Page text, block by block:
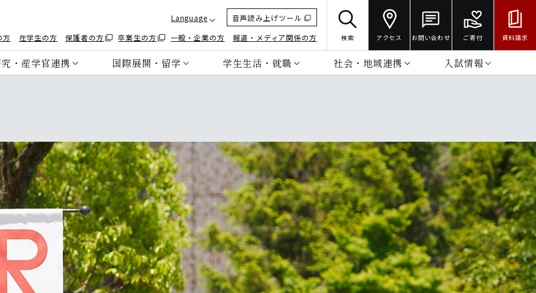
Language
音声読み上げツール
方
在学生の方 保護者の方 卒業生の方 一般・企業の方 報道・メディア関係の方 検索 アクセス お問い合わせ ご寄付 資料請求
・産学官連携 国際展開・留学 学生生活・就職 社会・地域連携 入試情報